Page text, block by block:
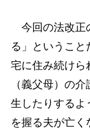
今回の法改正
る」ということ
宅に住み続けら
（義父母）の
生したりするよ
を握る夫が亡く